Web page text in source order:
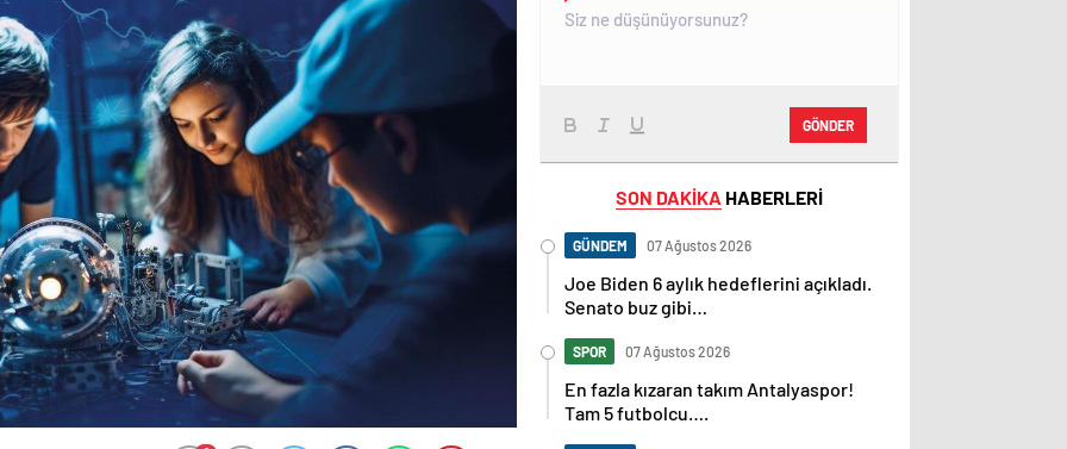
GÖNDER
SON DAKİKA HABERLERİ
GÜNDEM 07 Ağustos 2026
Joe Biden 6 aylık hedeflerini açıkladı.
Senato buz gibi…
SPOR 07 Ağustos 2026
En fazla kızaran takım Antalyaspor!
Tam 5 futbolcu….